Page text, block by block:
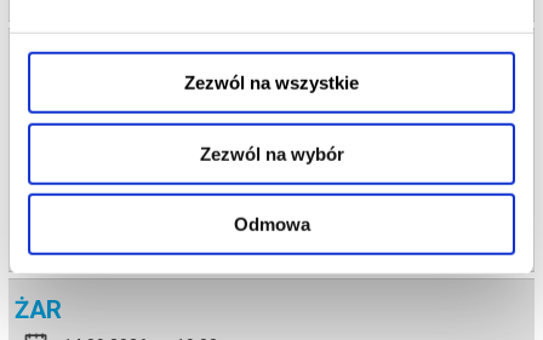
Zezwól na wszystkie
Zezwól na wybór
Odmowa
ŻAR
09.09.2026 , g. 19:00
Warszawa
Teatr Polonia w Warszawie
info
ŻAR